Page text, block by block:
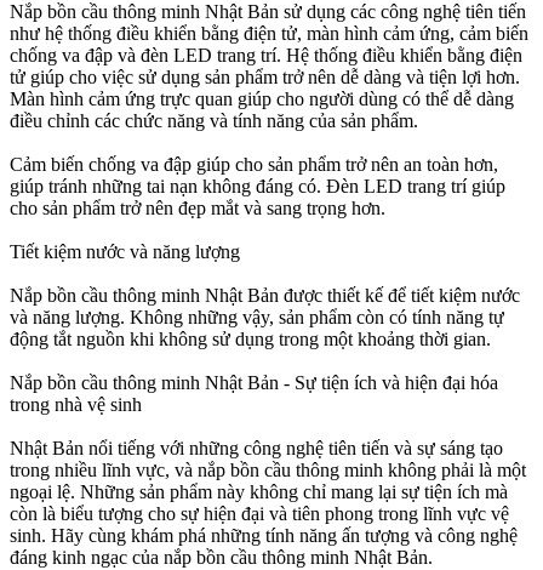
Nắp bồn cầu thông minh Nhật Bản sử dụng các công nghệ tiên tiến
như hệ thống điều khiển bằng điện tử, màn hình cảm ứng, cảm biến
chống va đập và đèn LED trang trí. Hệ thống điều khiển bằng điện
tử giúp cho việc sử dụng sản phẩm trở nên dễ dàng và tiện lợi hơn.
Màn hình cảm ứng trực quan giúp cho người dùng có thể dễ dàng
điều chỉnh các chức năng và tính năng của sản phẩm.
Cảm biến chống va đập giúp cho sản phẩm trở nên an toàn hơn,
giúp tránh những tai nạn không đáng có. Đèn LED trang trí giúp
cho sản phẩm trở nên đẹp mắt và sang trọng hơn.
Tiết kiệm nước và năng lượng
Nắp bồn cầu thông minh Nhật Bản được thiết kế để tiết kiệm nước
và năng lượng. Không những vậy, sản phẩm còn có tính năng tự
động tắt nguồn khi không sử dụng trong một khoảng thời gian.
Nắp bồn cầu thông minh Nhật Bản - Sự tiện ích và hiện đại hóa
trong nhà vệ sinh
Nhật Bản nổi tiếng với những công nghệ tiên tiến và sự sáng tạo
trong nhiều lĩnh vực, và nắp bồn cầu thông minh không phải là một
ngoại lệ. Những sản phẩm này không chỉ mang lại sự tiện ích mà
còn là biểu tượng cho sự hiện đại và tiên phong trong lĩnh vực vệ
sinh. Hãy cùng khám phá những tính năng ấn tượng và công nghệ
đáng kinh ngạc của nắp bồn cầu thông minh Nhật Bản.